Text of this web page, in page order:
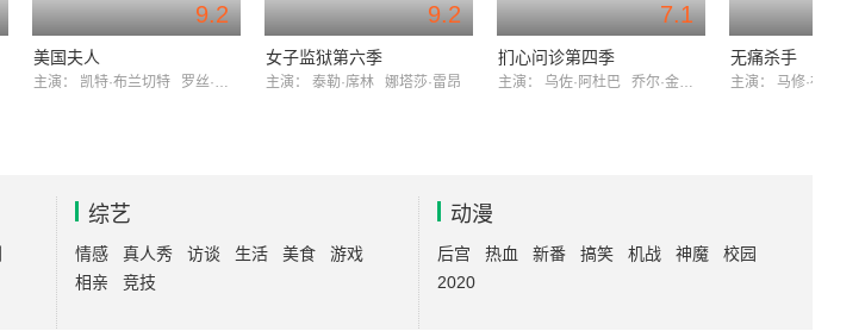
9.2
美国夫人
主演： 凯特·布兰切特 罗丝·伯恩
9.2
女子监狱第六季
主演： 泰勒·席林 娜塔莎·雷昂
7.1
扪心问诊第四季
主演： 乌佐·阿杜巴 乔尔·金纳曼
无痛杀手
主演： 马修·布罗德
综艺
情感 真人秀 访谈 生活 美食
游戏
相亲
竞技
动漫
后宫 热血 新番 搞笑 机战 神魔
校园
2020